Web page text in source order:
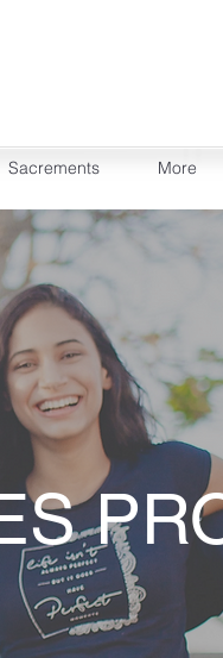
Sacrements More